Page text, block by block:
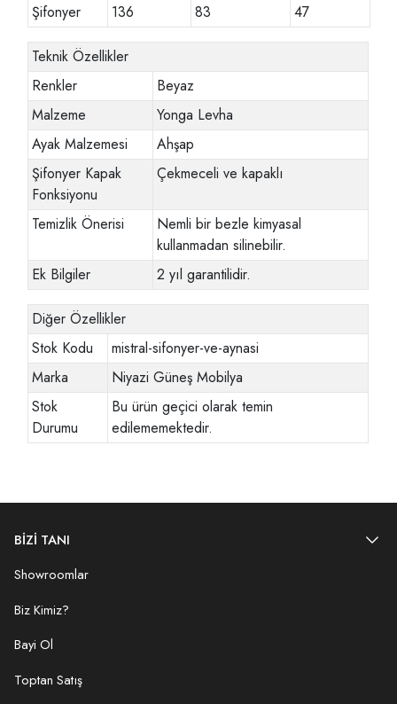
Şifonyer
136 83 47
Teknik Özellikler
Renkler
Beyaz
Malzeme
Yonga Levha
Ayak Malzemesi
Ahşap
Şifonyer Kapak
Fonksiyonu
Çekmeceli ve kapaklı
Temizlik Önerisi
Nemli bir bezle kimyasal
kullanmadan silinebilir.
Ek Bilgiler
2 yıl garantilidir.
Diğer Özellikler
Stok Kodu
mistral-sifonyer-ve-aynasi
Marka
Niyazi Güneş Mobilya
Stok
Durumu
Bu ürün geçici olarak temin
edilememektedir.
BİZİ TANI
Showroomlar
Biz Kimiz?
Bayi Ol
Toptan Satış